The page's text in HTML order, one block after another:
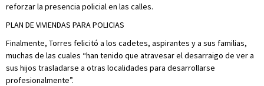
reforzar la presencia policial en las calles.
PLAN DE VIVIENDAS PARA POLICIAS
Finalmente, Torres felicitó a los cadetes, aspirantes y a sus familias,
muchas de las cuales “han tenido que atravesar el desarraigo de ver a
sus hijos trasladarse a otras localidades para desarrollarse
profesionalmente”.